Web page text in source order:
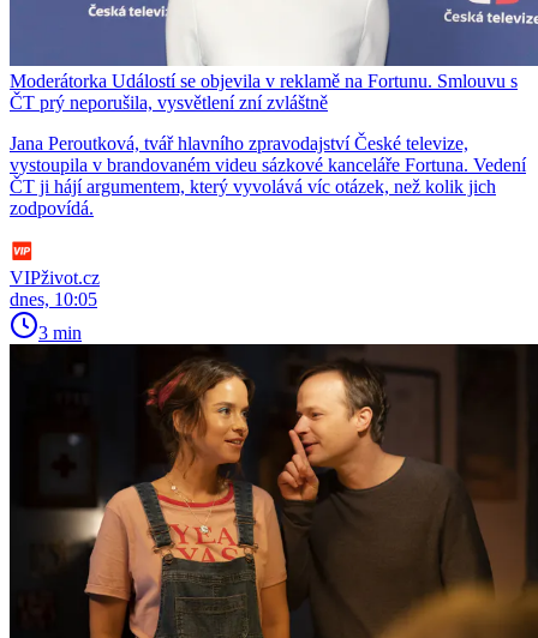
Moderátorka Událostí se objevila v reklamě na Fortunu. Smlouvu s
ČT prý neporušila, vysvětlení zní zvláštně
Jana Peroutková, tvář hlavního zpravodajství České televize,
vystoupila v brandovaném videu sázkové kanceláře Fortuna. Vedení
ČT ji hájí argumentem, který vyvolává víc otázek, než kolik jich
zodpovídá.
VIPživot.cz
dnes, 10:05
3 min